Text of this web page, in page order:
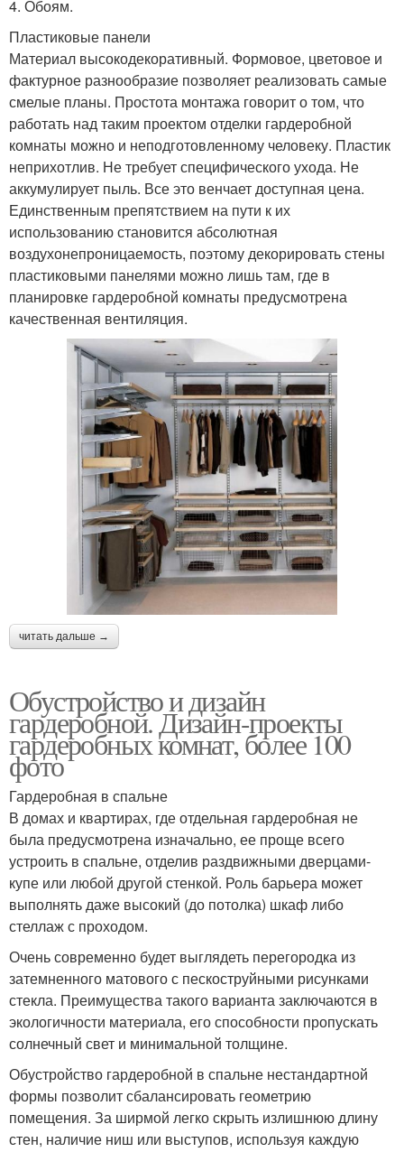
4.​ Обоям.
Пластиковые панели
Материал высокодекоративный. Формовое, цветовое и
фактурное разнообразие позволяет реализовать самые
смелые планы. Простота монтажа говорит о том, что
работать над таким проектом отделки гардеробной
комнаты можно и неподготовленному человеку. Пластик
неприхотлив. Не требует специфического ухода. Не
аккумулирует пыль. Все это венчает доступная цена.
Единственным препятствием на пути к их
использованию становится абсолютная
воздухонепроницаемость, поэтому декорировать стены
пластиковыми панелями можно лишь там, где в
планировке гардеробной комнаты предусмотрена
качественная вентиляция.
читать дальше →
Обустройство и дизайн
гардеробной. Дизайн-проекты
гардеробных комнат, более 100
фото
Гардеробная в спальне
В домах и квартирах, где отдельная гардеробная не
была предусмотрена изначально, ее проще всего
устроить в спальне, отделив раздвижными дверцами-
купе или любой другой стенкой. Роль барьера может
выполнять даже высокий (до потолка) шкаф либо
стеллаж с проходом.
Очень современно будет выглядеть перегородка из
затемненного матового с пескоструйными рисунками
стекла. Преимущества такого варианта заключаются в
экологичности материала, его способности пропускать
солнечный свет и минимальной толщине.
Обустройство гардеробной в спальне нестандартной
формы позволит сбалансировать геометрию
помещения. За ширмой легко скрыть излишнюю длину
стен, наличие ниш или выступов, используя каждую